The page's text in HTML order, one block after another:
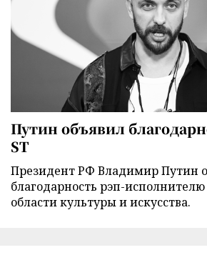
Путин объявил
ST
Президент РФ Владимир Путин
благодарность рэп-исполнителю
области культуры и искусства.